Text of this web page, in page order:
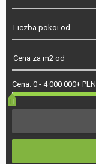
Cena: 0 - 4 000 000+ PLN